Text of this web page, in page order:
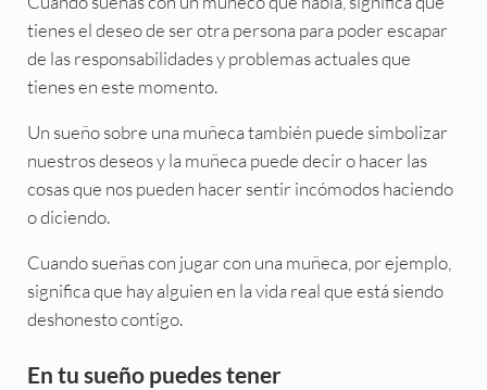
tienes el deseo de ser otra persona para poder escapar
de las responsabilidades y problemas actuales que
tienes en este momento.
Un sueño sobre una muñeca también puede simbolizar
nuestros deseos y la muñeca puede decir o hacer las
cosas que nos pueden hacer sentir incómodos haciendo
o diciendo.
Cuando sueñas con jugar con una muñeca, por ejemplo,
significa que hay alguien en la vida real que está siendo
deshonesto contigo.
En tu sueño puedes tener